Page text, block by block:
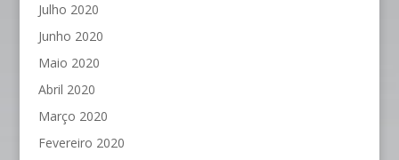
Julho 2020
Junho 2020
Maio 2020
Abril 2020
Março 2020
Fevereiro 2020